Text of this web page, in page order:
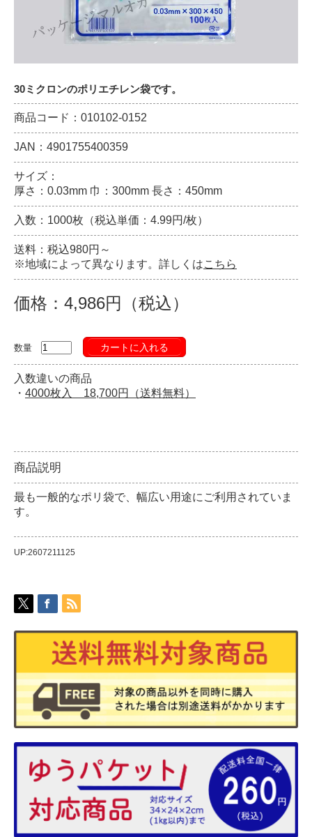
30ミクロンのポリエチレン袋です。
商品コード：010102-0152
JAN：4901755400359
サイズ：
厚さ：0.03mm 巾：300mm 長さ：450mm
入数：1000枚（税込単価：4.99円/枚）
送料：税込980円～
※地域によって異なります。詳しくはこちら
価格：4,986円（税込）
数量 カートに入れる
入数違いの商品
・ 4000枚入 18,700円（送料無料）
商品説明
最も一般的なポリ袋で、幅広い用途にご利用されていま
す。
UP:2607211125